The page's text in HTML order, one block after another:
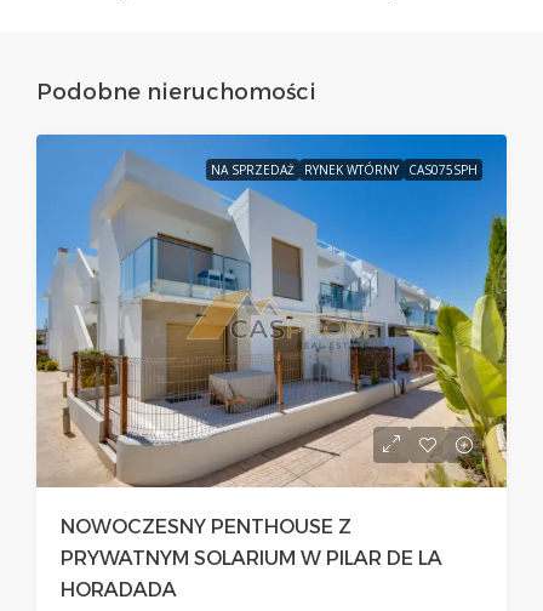
Podobne nieruchomości
NA SPRZEDAŻ RYNEK WTÓRNY CAS075SPH
NOWOCZESNY PENTHOUSE Z
PRYWATNYM SOLARIUM W PILAR DE LA
HORADADA